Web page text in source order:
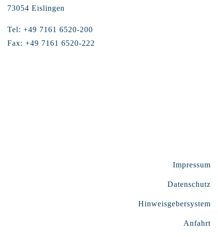
73054 Eislingen
Tel: +49 7161 6520-200
Fax: +49 7161 6520-222
Impressum
Datenschutz
Hinweisgebersystem
Anfahrt